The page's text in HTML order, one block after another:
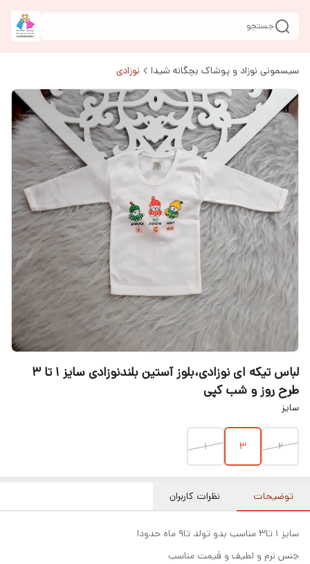
جستجو
سیسمونی نوزاد و پوشاک بچگانه شیدا نوزادی
لباس تیکه ای نوزادی،بلوز آستین بلندنوزادی سایز ۱ تا ۳
طرح روز و شب کپی
سایز
۲ ۳ ۱
توضیحات نظرات کاربران
سایز ۱ تا۳ مناسب بدو تولد تا۹ ماه حدودا
جنس نرم و لطیف و قیمت مناسب